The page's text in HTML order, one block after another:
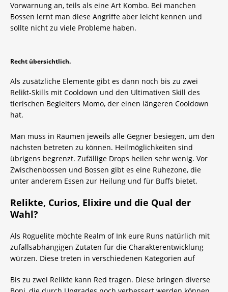
Vorwarnung an, teils als eine Art Kombo. Bei manchen
Bossen lernt man diese Angriffe aber leicht kennen und
sollte nicht zu viele Probleme haben.
Recht übersichtlich.
Als zusätzliche Elemente gibt es dann noch bis zu zwei
Relikt-Skills mit Cooldown und den Ultimativen Skill des
tierischen Begleiters Momo, der einen längeren Cooldown
hat.
Man muss in Räumen jeweils alle Gegner besiegen, um den
nächsten betreten zu können. Heilmöglichkeiten sind
übrigens begrenzt. Zufällige Drops heilen sehr wenig. Vor
Zwischenbossen und Bossen gibt es eine Ruhezone, die
unter anderem Essen zur Heilung und für Buffs bietet.
Relikte, Curios, Elixire und die Qual der
Wahl?
Als Roguelite möchte Realm of Ink eure Runs natürlich mit
zufallsabhängigen Zutaten für die Charakterentwicklung
würzen. Diese treten in verschiedenen Kategorien auf
Bis zu zwei Relikte kann Red tragen. Diese bringen diverse